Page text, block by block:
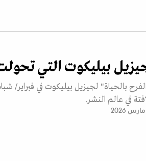
بيليكوت التي
في عالم النشر.